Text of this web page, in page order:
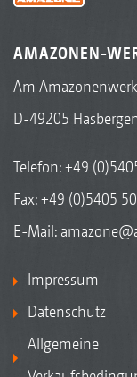
AMAZONEN-
Am
D-49205
Telefon:+49
Fax: +49 (0)5405
E-Mail:
Impressum
Datenschutz
Allgemeine